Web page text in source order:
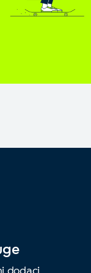
dodaci